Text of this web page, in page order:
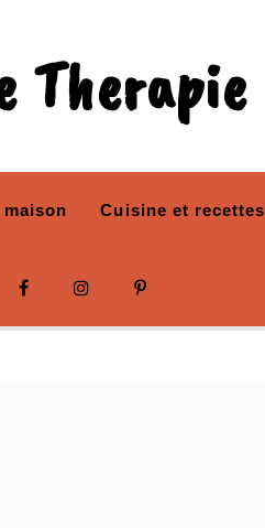
Therapie
Cuisine et recettes